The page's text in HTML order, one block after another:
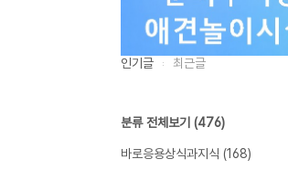
인기글 최근글
분류 전체보기 (476)
바로응용상식과지식 (168)